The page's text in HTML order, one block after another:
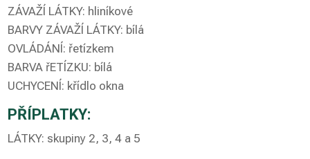
ZÁVAŽÍ LÁTKY: hliníkové
BARVY ZÁVAŽÍ LÁTKY: bílá
OVLÁDÁNÍ: řetízkem
BARVA řETÍZKU: bílá
UCHYCENÍ: křídlo okna
PŘÍPLATKY:
LÁTKY: skupiny 2, 3, 4 a 5